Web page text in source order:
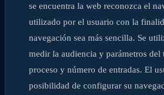
se encuentra la web reconozca el
utilizado por el usuario con la
navegación sea más sencilla. Se
medir la audiencia y parámetros
proceso y número de entradas. El
posibilidad de configurar su